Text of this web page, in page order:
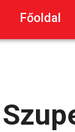
Főoldal